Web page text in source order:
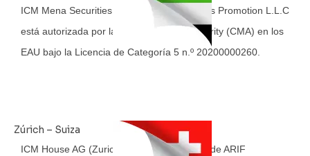
ICM Mena Securities and Financial Products Promotion L.L.C
está autorizada por la Capital Market Authority (CMA) en los
EAU bajo la Licencia de Categoría 5 n.º 20200000260.
Zúrich – Suiza
ICM House AG (Zurich, Suiza) es miembro de ARIF